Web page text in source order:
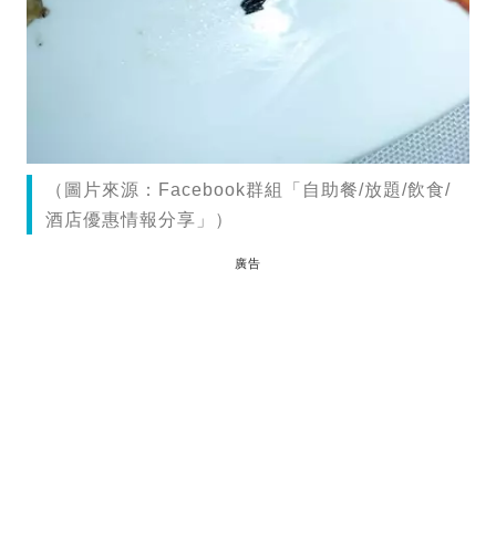
（圖片來源：Facebook群組「自助餐/放題/飲食/
酒店優惠情報分享」）
廣告